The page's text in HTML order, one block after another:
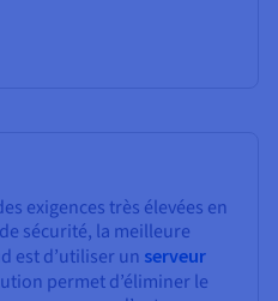
exigences très élevées en
sécurité, la meilleure
est d’utiliser un serveur
permet d’éliminer le